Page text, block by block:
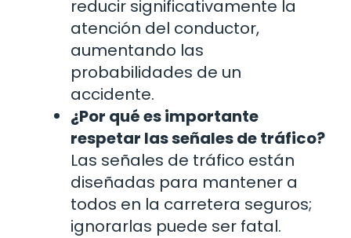
reducir significativamente la
atención del conductor,
aumentando las
probabilidades de un
accidente.
¿Por qué es importante
respetar las señales de tráfico?
Las señales de tráfico están
diseñadas para mantener a
todos en la carretera seguros;
ignorarlas puede ser fatal.